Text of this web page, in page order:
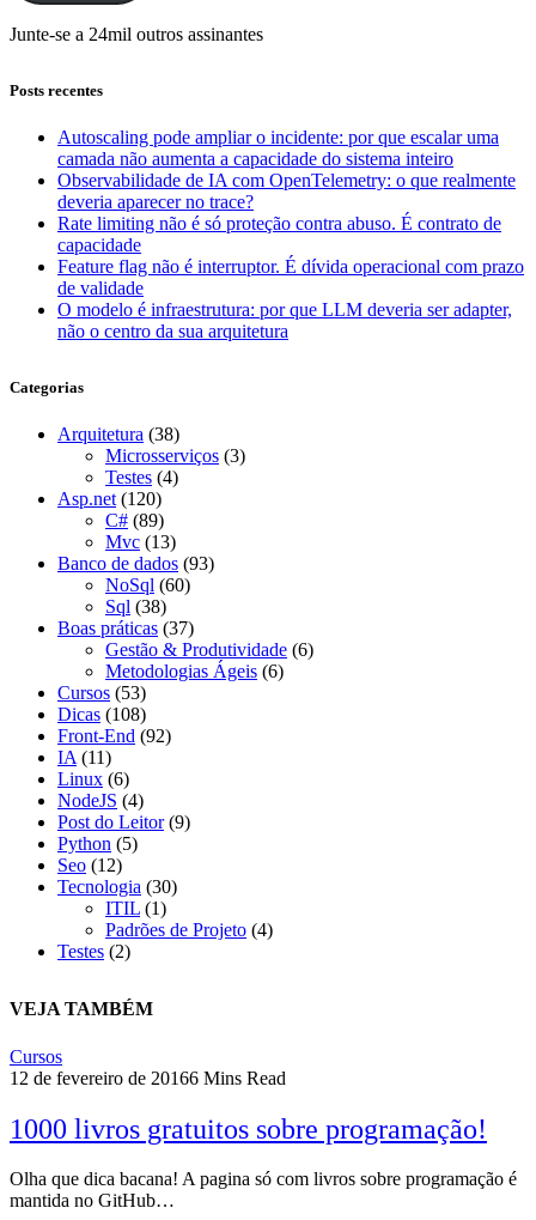
Junte-se a 24mil outros assinantes
Posts recentes
Autoscaling pode ampliar o incidente: por que escalar uma
camada não aumenta a capacidade do sistema inteiro
Observabilidade de IA com OpenTelemetry: o que realmente
deveria aparecer no trace?
Rate limiting não é só proteção contra abuso. É contrato de
capacidade
Feature flag não é interruptor. É dívida operacional com prazo
de validade
O modelo é infraestrutura: por que LLM deveria ser adapter,
não o centro da sua arquitetura
Categorias
Arquitetura (38)
Microsserviços (3)
Testes (4)
Asp.net (120)
C# (89)
Mvc (13)
Banco de dados (93)
NoSql (60)
Sql (38)
Boas práticas (37)
Gestão & Produtividade (6)
Metodologias Ágeis (6)
Cursos (53)
Dicas (108)
Front-End (92)
IA (11)
Linux (6)
NodeJS (4)
Post do Leitor(9)
Python (5)
Seo (12)
Tecnologia (30)
ITIL (1)
Padrões de Projeto (4)
Testes (2)
VEJA TAMBÉM
Cursos
12 de fevereiro de 20166 Mins Read
1000 livros gratuitos sobre programação!
Olha que dica bacana! A pagina só com livros sobre programação é
mantida no GitHub…